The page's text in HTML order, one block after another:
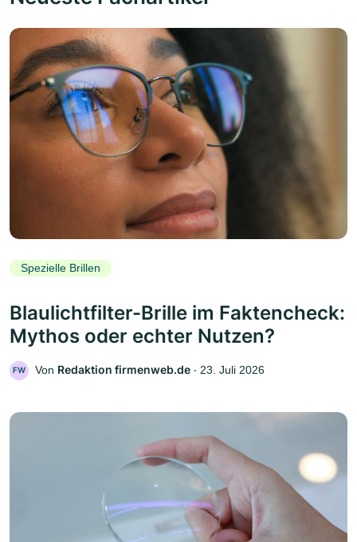
Spezielle Brillen
Blaulichtfilter-Brille im Faktencheck:
Mythos oder echter Nutzen?
FW Von Redaktion firmenweb.de ‧ 23. Juli 2026